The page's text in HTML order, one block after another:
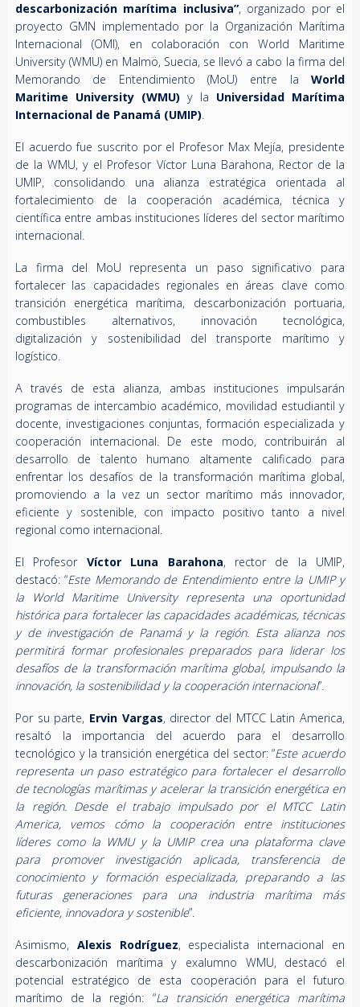
descarbonización marítima inclusiva”, organizado por el
proyecto GMN implementado por la Organización Marítima
Internacional (OMI), en colaboración con World Maritime
University (WMU) en Malmö, Suecia, se llevó a cabo la firma del
Memorando de Entendimiento (MoU) entre laWorld
Maritime University (WMU)y la Universidad Marítima
Internacional de Panamá (UMIP).
El acuerdo fue suscrito por el Profesor Max Mejía, presidente
de la WMU, y el Profesor Víctor Luna Barahona, Rector de la
UMIP, consolidando una alianza estratégica orientada al
fortalecimiento de la cooperación académica, técnica y
científica entre ambas instituciones líderes del sector marítimo
internacional.
La firma del MoU representa un paso significativo para
fortalecer las capacidades regionales en áreas clave como
transición energética marítima, descarbonización portuaria,
combustibles alternativos, innovación tecnológica,
digitalización y sostenibilidad del transporte marítimo y
logístico.
A través de esta alianza, ambas instituciones impulsarán
programas de intercambio académico, movilidad estudiantil y
docente, investigaciones conjuntas, formación especializada y
cooperación internacional. De este modo, contribuirán al
desarrollo de talento humano altamente calificado para
enfrentar los desafíos de la transformación marítima global,
promoviendo a la vez un sector marítimo más innovador,
eficiente y sostenible, con impacto positivo tanto a nivel
regional como internacional.
El Profesor Víctor Luna Barahona, rector de la UMIP,
destacó: “Este Memorando de Entendimiento entre la UMIP y
la World Maritime University representa una oportunidad
histórica para fortalecer las capacidades académicas, técnicas
y de investigación de Panamá y la región. Esta alianza nos
permitirá formar profesionales preparados para liderar los
desafíos de la transformación marítima global, impulsando la
innovación, la sostenibilidad y la cooperación internacional”.
Por su parte, Ervin Vargas, director del MTCC Latin America,
resaltó la importancia del acuerdo para el desarrollo
tecnológico y la transición energética del sector: “Este acuerdo
representa un paso estratégico para fortalecer el desarrollo
de tecnologías marítimas y acelerar la transición energética en
la región. Desde el trabajo impulsado por el MTCC Latin
America, vemos cómo la cooperación entre instituciones
líderes como la WMU y la UMIP crea una plataforma clave
para promover investigación aplicada, transferencia de
conocimiento y formación especializada, preparando a las
futuras generaciones para una industria marítima más
eficiente, innovadora y sostenible”.
Asimismo, Alexis Rodríguez, especialista internacional en
descarbonización marítima y exalumno WMU, destacó el
potencial estratégico de esta cooperación para el futuro
marítimo de la región: “La transición energética marítima